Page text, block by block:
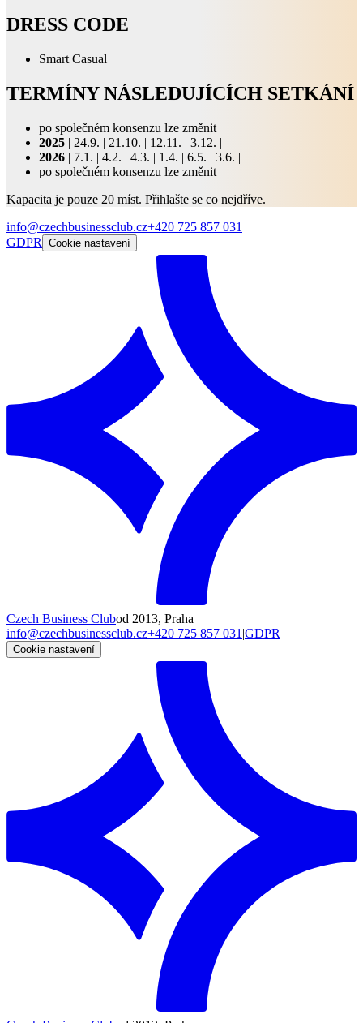
DRESS CODE
Smart Casual
TERMÍNY NÁSLEDUJÍCÍCH SETKÁNÍ
po společném konsenzu lze změnit
2025 | 24.9. | 21.10. | 12.11. | 3.12. |
2026 | 7.1. | 4.2. | 4.3. | 1.4. | 6.5. | 3.6. |
po společném konsenzu lze změnit
Kapacita je pouze 20 míst. Přihlašte se co nejdříve.
info@czechbusinessclub.cz+420 725 857 031
GDPR
Cookie nastavení
Czech Business Clubod 2013, Praha
info@czechbusinessclub.cz+420 725 857 031 |GDPR
Cookie nastavení